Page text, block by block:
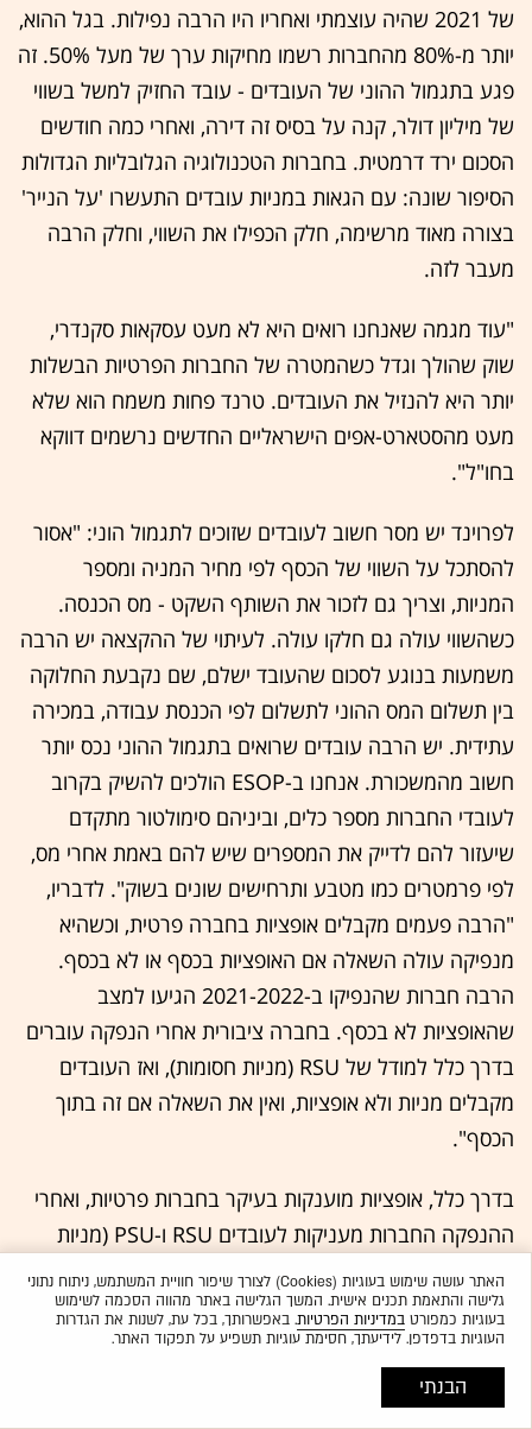
של 2021 שהיה עוצמתי ואחריו היו הרבה נפילות. בגל ההוא,
יותר מ-80% מהחברות רשמו מחיקות ערך של מעל 50%. זה
פגע בתגמול ההוני של העובדים - עובד החזיק למשל בשווי
של מיליון דולר, קנה על בסיס זה דירה, ואחרי כמה חודשים
הסכום ירד דרמטית. בחברות הטכנולוגיה הגלובליות הגדולות
הסיפור שונה: עם הגאות במניות עובדים התעשרו 'על הנייר'
בצורה מאוד מרשימה, חלק הכפילו את השווי, וחלק הרבה
מעבר לזה.
"עוד מגמה שאנחנו רואים היא לא מעט עסקאות סקנדרי,
שוק שהולך וגדל כשהמטרה של החברות הפרטיות הבשלות
יותר היא להנזיל את העובדים. טרנד פחות משמח הוא שלא
מעט מהסטארט-אפים הישראליים החדשים נרשמים דווקא
בחו"ל".
לפרוינד יש מסר חשוב לעובדים שזוכים לתגמול הוני: "אסור
להסתכל על השווי של הכסף לפי מחיר המניה ומספר
המניות, וצריך גם לזכור את השותף השקט - מס הכנסה.
כשהשווי עולה גם חלקו עולה. לעיתוי של ההקצאה יש הרבה
משמעות בנוגע לסכום שהעובד ישלם, שם נקבעת החלוקה
בין תשלום המס ההוני לתשלום לפי הכנסת עבודה, במכירה
עתידית. יש הרבה עובדים שרואים בתגמול ההוני נכס יותר
חשוב מהמשכורת. אנחנו ב-ESOP הולכים להשיק בקרוב
לעובדי החברות מספר כלים, וביניהם סימולטור מתקדם
שיעזור להם לדייק את המספרים שיש להם באמת אחרי מס,
לפי פרמטרים כמו מטבע ותרחישים שונים בשוק". לדבריו,
"הרבה פעמים מקבלים אופציות בחברה פרטית, וכשהיא
מנפיקה עולה השאלה אם האופציות בכסף או לא בכסף.
הרבה חברות שהנפיקו ב-2021-2022 הגיעו למצב
שהאופציות לא בכסף. בחברה ציבורית אחרי הנפקה עוברים
בדרך כלל למודל של RSU (מניות חסומות), ואז העובדים
מקבלים מניות ולא אופציות, ואין את השאלה אם זה בתוך
הכסף".
בדרך כלל, אופציות מוענקות בעיקר בחברות פרטיות, ואחרי
ההנפקה החברות מעניקות לעובדים RSU ו-PSU (מניות
חסומות על בסיס ביצועים), ומי שמקבל אופציות הם לרוב
בכירי החברה. פרוינד מציין כי "PSU זה RSU עם תנאי
ביצוע. כל ההענקות ההוניות הן כלי לתגמול וגם לשימור, הן
גם תנאי ביצוע. מהניסיון שלי, לבכירים בחברות מעניקים
האתר עושה שימוש בעוגיות (Cookies) לצורך שיפור חוויית המשתמש, ניתוח נתוני
גלישה והתאמת תכנים אישית. המשך הגלישה באתר מהווה הסכמה לשימוש
בעוגיות כמפורטבמדיניות הפרטיות. באפשרותך, בכל עת, לשנות את הגדרות
העוגיות בדפדפן. לידיעתך, חסימת עוגיות תשפיע על תפקוד האתר.
הבנתי